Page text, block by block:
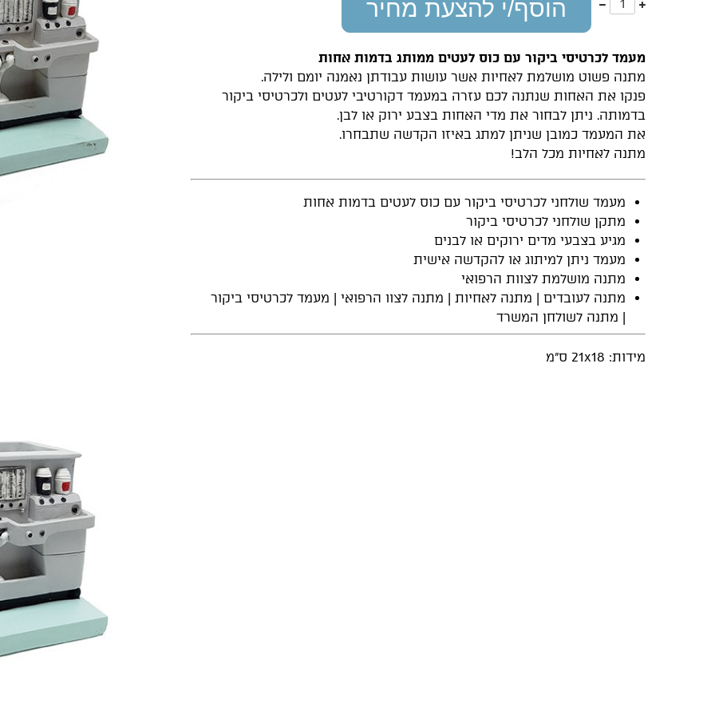
אחד
הוסף/י להצעת מחיר
מעמד לכרטיסי ביקור עם כוס לעטים ממותג בדמות אחות
מתנה פשוט מושלמת לאחיות אשר עושות עבודתן נאמנה יומם ולילה.
פנקו את האחות שנתנה לכם עזרה במעמד דקורטיבי לעטים ולכרטיסי ביקור
בדמותה. ניתן לבחור את מדי האחות בצבע ירוק או לבן.
את המעמד כמובן שניתן למתג באיזו הקדשה שתבחרו.
מתנה לאחיות מכל הלב!
מעמד שולחני לכרטיסי ביקור עם כוס לעטים בדמות אחות
מתקן שולחני לכרטיסי ביקור
מגיע בצבעי מדים ירוקים או לבנים
מעמד ניתן למיתוג או להקדשה אישית
מתנה מושלמת לצוות הרפואי
מתנה לעובדים | מתנה לאחיות | מתנה לצוו הרפואי | מעמד לכרטיסי ביקור
| מתנה לשולחן המשרד
מידות: 21x18 ס"מ